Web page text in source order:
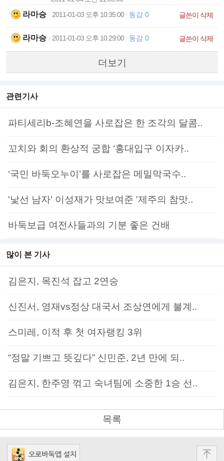
라마승 2011-01-03 오후 10:35:00 동감 0 글쓴이 삭제
라마승 2011-01-03 오후 10:29:00 동감 0 글쓴이 삭제
더보기
관련기사
파티세리b-조혜연을 사로잡은 한 조각의 달콤..
꼬치와 회의 환상적 궁합 ‘홍대입구 이자카..
‘국민 바둑오누이’를 사로잡은 메밀막국수..
'낯선 남자' 이성재가 맛보여준 '제주의 참맛..
바둑보급 여전사들과의 기분 좋은 건배
많이 본 기사
김은지, 목진석 잡고 2연승
신진서, 영재vs정상 대국서 조상연에게 불계..
스미레, 이적 후 첫 여자랭킹 3위
“정말 기쁘고 뜻깊다” 신민준, 2년 만에 되..
김은지, 한주영 꺾고 숙녀팀에 소중한 1승 선..
목록